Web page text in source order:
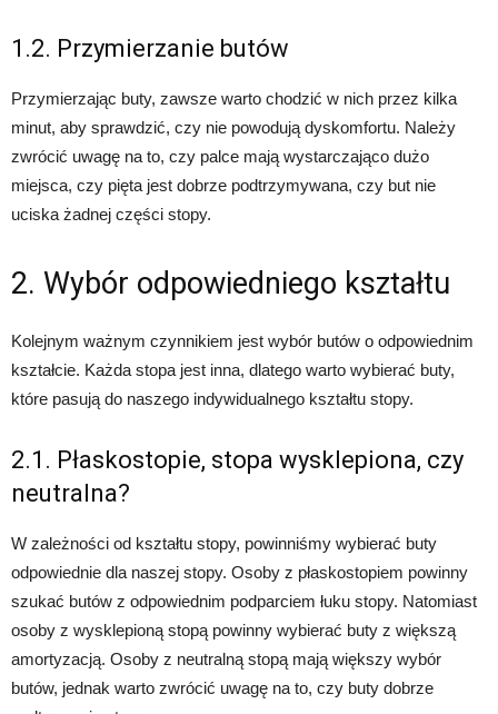
1.2. Przymierzanie butów
Przymierzając buty, zawsze warto chodzić w nich przez kilka
minut, aby sprawdzić, czy nie powodują dyskomfortu. Należy
zwrócić uwagę na to, czy palce mają wystarczająco dużo
miejsca, czy pięta jest dobrze podtrzymywana, czy but nie
uciska żadnej części stopy.
2. Wybór odpowiedniego kształtu
Kolejnym ważnym czynnikiem jest wybór butów o odpowiednim
kształcie. Każda stopa jest inna, dlatego warto wybierać buty,
które pasują do naszego indywidualnego kształtu stopy.
2.1. Płaskostopie, stopa wysklepiona, czy
neutralna?
W zależności od kształtu stopy, powinniśmy wybierać buty
odpowiednie dla naszej stopy. Osoby z płaskostopiem powinny
szukać butów z odpowiednim podparciem łuku stopy. Natomiast
osoby z wysklepioną stopą powinny wybierać buty z większą
amortyzacją. Osoby z neutralną stopą mają większy wybór
butów, jednak warto zwrócić uwagę na to, czy buty dobrze